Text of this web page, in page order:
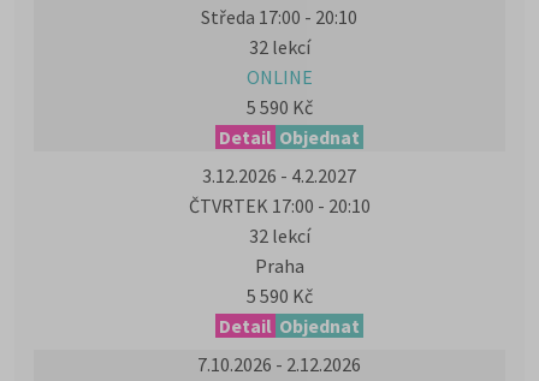
Středa 17:00 - 20:10
32 lekcí
ONLINE
5 590 Kč
Detail Objednat
3.12.2026 - 4.2.2027
ČTVRTEK 17:00 - 20:10
32 lekcí
Praha
5 590 Kč
Detail Objednat
7.10.2026 - 2.12.2026